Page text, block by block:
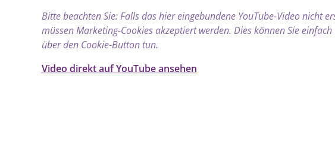
Bitte beachten Sie: Falls das hier eingebundene YouTube-Video nicht
müssen Marketing-Cookies akzeptiert werden. Dies können Sie
über den Cookie-Button tun.
Video direkt auf YouTube ansehen